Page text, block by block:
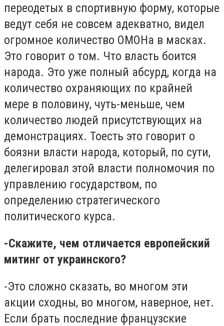
переодетых в спортивную форму, которые
ведут себя не совсем адекватно, видел
огромное количество ОМОНа в масках.
Это говорит о том. Что власть боится
народа. Это уже полный абсурд, когда на
количество охраняющих по крайней
мере в половину, чуть-меньше, чем
количество людей присутствующих на
демонстрациях. Тоесть это говорит о
боязни власти народа, который, по сути,
делегировал этой власти полномочия по
управлению государством, по
определению стратегического
политического курса.
-Скажите, чем отличается европейский
митинг от украинского?
-Это сложно сказать, во многом эти
акции сходны, во многом, наверное, нет.
Если брать последние французские